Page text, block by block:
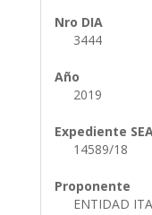
Nro DIA
3444
Año
2019
Expediente
14589/18
Proponente
ENTIDAD